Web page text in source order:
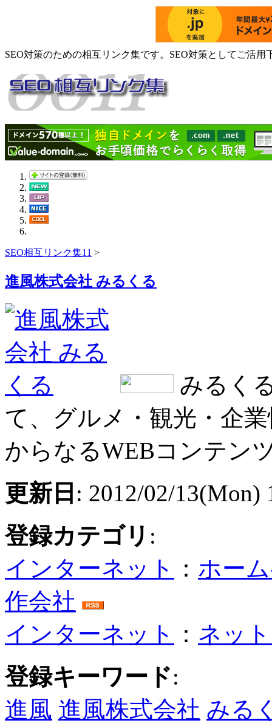
SEO対策のための相互リンク集です。SEO対策としてご活用
SEO相互リンク集11 >
進風株式会社 みるくる
みるく
て、グルメ・観光・企
からなるWEBコンテン
更新日 : 2012/02/13(Mon)
登録カテゴリ :
インターネット
： ホー
作会社
インターネット
： ネッ
登録キーワード:
進風 進風株式会社 みる